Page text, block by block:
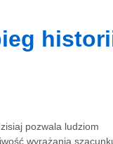
pozwala ludziom
wyrażania